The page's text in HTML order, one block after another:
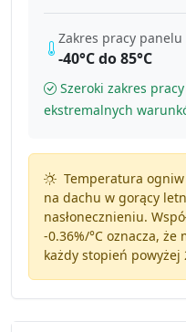
Zakres pracy panelu
-40°C do 85°C
Szeroki zakres
ekstremalnych
Temperatura
na dachu w gorący
nasłonecznieniu.
-0.36%/°Coznacza, że
każdy stopień powyżej